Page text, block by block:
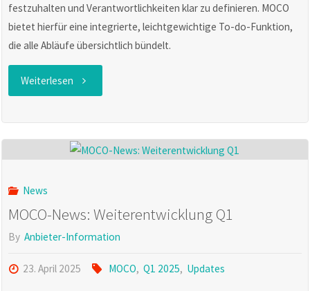
festzuhalten und Verantwortlichkeiten klar zu definieren. MOCO
bietet hierfür eine integrierte, leichtgewichtige To-do-Funktion,
die alle Abläufe übersichtlich bündelt.
Weiterlesen "MOCO
Neue
To-
dos"
News
MOCO-News: Weiterentwicklung Q1
By Anbieter-Information
23. April 2025 MOCO, Q1 2025, Updates